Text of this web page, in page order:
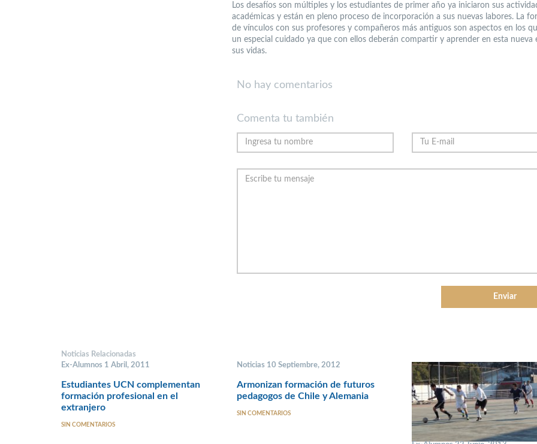
Los desafíos son múltiples y los estudiantes de primer año ya iniciaron sus
académicas y están en pleno proceso de incorporación a sus nuevas labores. La
de vínculos con sus profesores y compañeros más antiguos son aspectos en los
un especial cuidado ya que con ellos deberán compartir y aprender en esta nueva
sus vidas.
No hay comentarios
Comenta tu también
Noticias Relacionadas
Ex-Alumnos 1 Abril, 2011
Estudiantes UCN complementan
formación profesional en el
extranjero
SIN COMENTARIOS
Noticias 10 Septiembre, 2012
Armonizan formación de futuros
pedagogos de Chile y Alemania
SIN COMENTARIOS